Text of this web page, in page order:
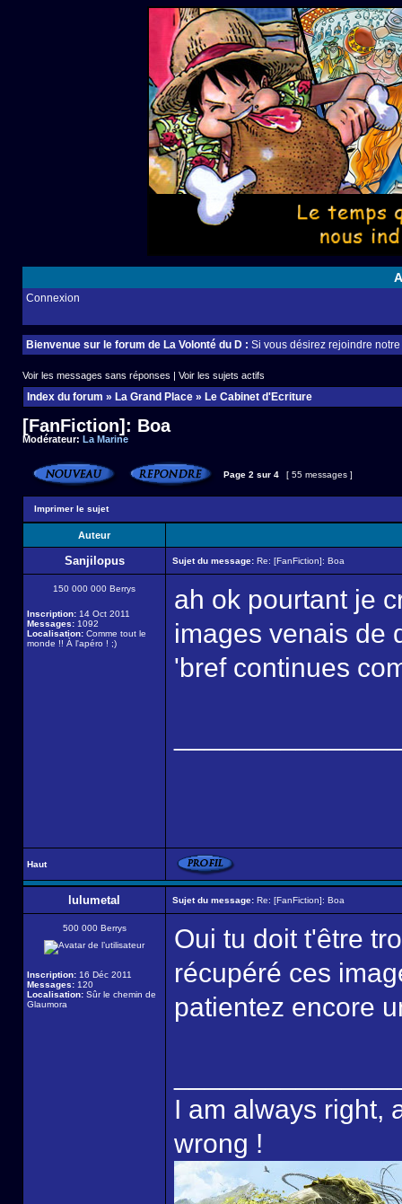
Connexion
Bienvenue sur le forum de La Volonté du D : Si vous désirez rejoindre
Voir les messages sans réponses | Voir les sujets actifs
Index du forum » La Grand Place » Le Cabinet d'Ecriture
[FanFiction]: Boa
Modérateur: La Marine
Page 2 sur 4 [ 55 messages ]
Imprimer le sujet
Auteur
Sanjilopus Sujet du message: Re: [FanFiction]: Boa
150 000 000 Berrys
Inscription: 14 Oct 2011
Messages: 1092
Localisation: Comme tout le
monde !! À l'apéro ! ;)
ah ok pourtant je
images venais de
'bref continues
Haut
lulumetal Sujet du message: Re: [FanFiction]: Boa
500 000 Berrys
Inscription: 16 Déc 2011
Messages: 120
Localisation: Sûr le chemin de
Glaumora
Oui tu doit t'être
récupéré ces
patientez encore
I am always right,
wrong !